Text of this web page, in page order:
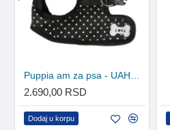
2.690,00 RSD
Dodaj u korpu